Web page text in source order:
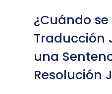
¿Cuándo se
Traducción
una
Resolución